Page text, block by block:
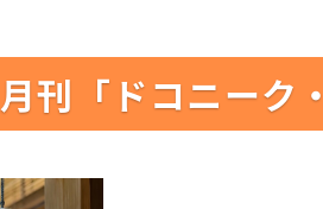
月刊「ドコニーク